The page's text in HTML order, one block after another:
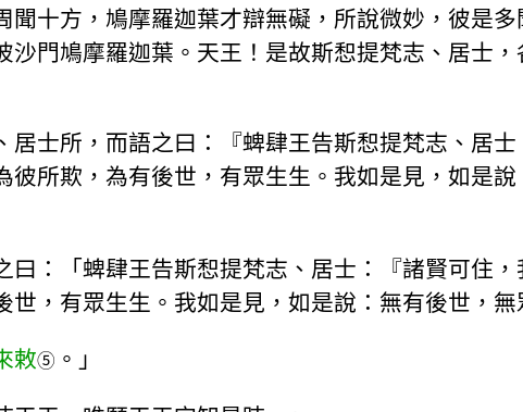
十方，鳩摩羅迦葉才辯無礙，所說微妙，彼是
門鳩摩羅迦葉。天王！是故斯惒提梵志、居士
士所，而語之曰：『蜱肆王告斯惒提梵志、居
所欺，為有後世，有眾生生。我如是見，如是說
：「蜱肆王告斯惒提梵志、居士：『諸賢可住
，有眾生生。我如是見，如是說：無有後世，無
敕⑤ 。」